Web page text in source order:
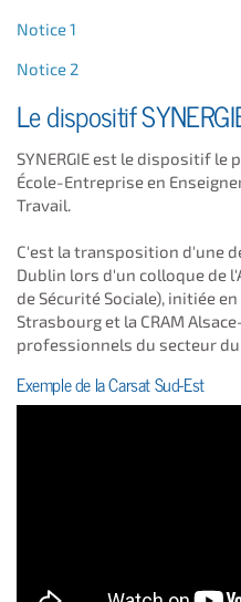
Notice 1
Notice 2
Le dispositif
SYNERGIE est le dispositif
École-Entreprise en
Travail.
C'est la transposition d'une
Dublin lors d'un colloque de
de Sécurité Sociale), initiée
Strasbourg et la CRAM
professionnels du secteur du
Exemple de la Carsat Sud-Est